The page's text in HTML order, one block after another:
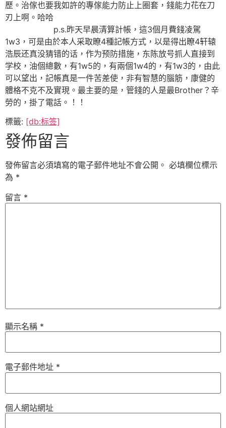
歷。治傢也要我如許的專傢能力防止上圈套，錢能力花在刀
刃上啊。哈哈
p.s.昨天早晨清算計帳，這3個月費錢凌駕
1w3，可是由於本人采取瞭4種記帳方式，以是得出瞭4轩辕
浩辰还真没猜错的话，作为预防措施，东陈放号抓人直接到
学校，油個總數，有1w5的，有兩個1w4的，有1w3的，由此
可以望出，記帳真是一件苦差使，非有智慧的腦筋，康健的
體格不克不及實現。最主要的是，管錢的人是最Brother？辛
勞的，掛了電話。！！
標籤: [db:标签]
發佈留言
發佈留言必須填寫的電子郵件地址不會公開。 必填欄位標示
為 *
留言 *
顯示名稱 *
電子郵件地址 *
個人網站網址